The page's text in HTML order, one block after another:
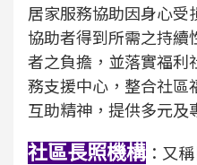
居家服務協助因身心受
協助者得到所需之持續
者之負擔，並落實福利
務支援中心，整合社區
互助精神，提供多元及
社區長照機構 ：又稱